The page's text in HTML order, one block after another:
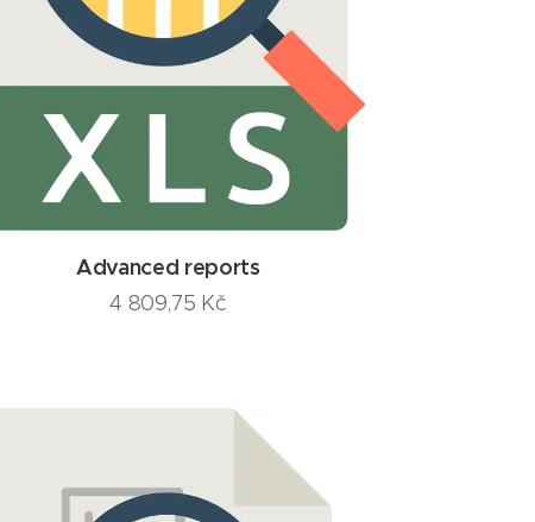
Advanced reports
4 809,75 Kč